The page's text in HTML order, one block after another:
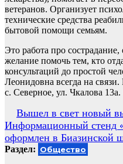
ветеранов. Организует
технические средства
бытовой помощи семьям.
Это работа про
желание помочь тем, кто
консультаций до простой
Леонидовна всегда на
с. Северное, ул. Чкалова
Навигация
по
записям
Вышел в свет новый
Информационный стенд
оформлен в Биазинской
Раздел: Общество